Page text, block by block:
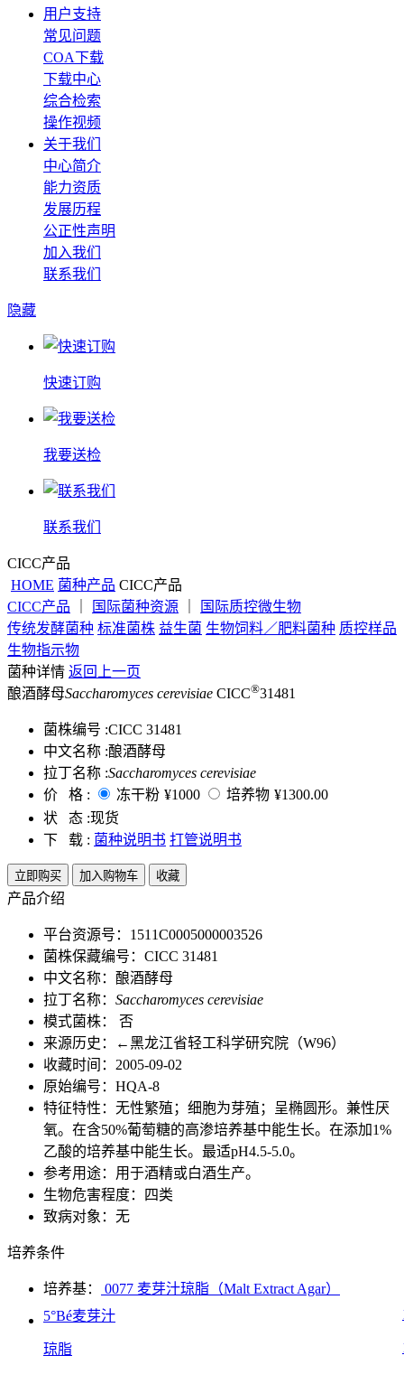
用户支持
常见问题
COA下载
下载中心
综合检索
操作视频
关于我们
中心简介
能力资质
发展历程
公正性声明
加入我们
联系我们
隐藏
快速订购
我要送检
联系我们
CICC产品
HOME 菌种产品 CICC产品
CICC产品
国际菌种资源
国际质控微生物
传统发酵菌种 标准菌株 益生菌 生物饲料／肥料菌种 质控样品
生物指示物
菌种详情 返回上一页
酿酒酵母Saccharomyces cerevisiae CICC®31481
菌株编号 :CICC 31481
中文名称 :酿酒酵母
拉丁名称 :Saccharomyces cerevisiae
价 格 :
冻干粉 ¥1000 培养物 ¥1300.00
状 态 :现货
下 载 : 菌种说明书 打管说明书
立即购买 加入购物车 收藏
产品介绍
平台资源号：1511C0005000003526
菌株保藏编号：CICC 31481
中文名称：酿酒酵母
拉丁名称： Saccharomyces cerevisiae
模式菌株： 否
来源历史：←黑龙江省轻工科学研究院（W96）
收藏时间：2005-09-02
原始编号：HQA-8
特征特性：无性繁殖；细胞为芽殖；呈椭圆形。兼性厌
氧。在含50%葡萄糖的高渗培养基中能生长。在添加1%
乙酸的培养基中能生长。最适pH4.5-5.0。
参考用途：用于酒精或白酒生产。
生物危害程度：四类
致病对象：无
培养条件
培养基：
0077 麦芽汁琼脂（Malt Extract Agar）
5°Bé麦芽汁
琼脂